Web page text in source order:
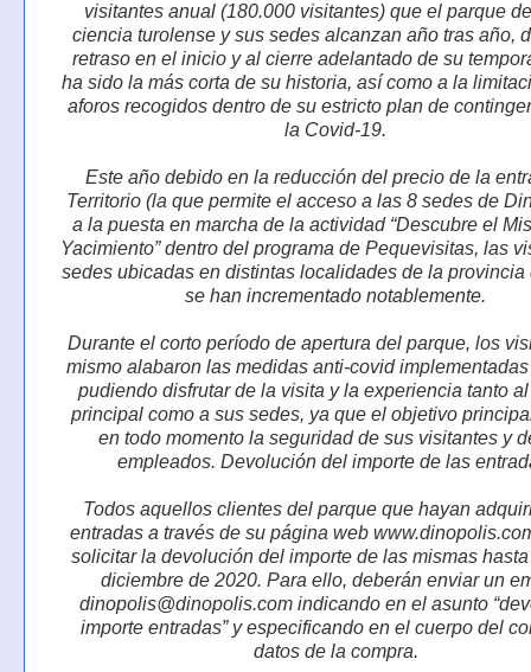
visitantes anual (180.000 visitantes) que el parque
ciencia turolense y sus sedes alcanzan año tras año,
retraso en el inicio y al cierre adelantado de su
ha sido la más corta de su historia, así como a la
aforos recogidos dentro de su estricto plan de
la Covid-19.
Este año debido en la reducción del precio de la
Territorio (la que permite el acceso a las 8 sedes de
a la puesta en marcha de la actividad “Descubre el
Yacimiento” dentro del programa de Pequevisitas, las
sedes ubicadas en distintas localidades de la provincia
se han incrementado notablemente.
Durante el corto período de apertura del parque, los
mismo alabaron las medidas anti-covid
pudiendo disfrutar de la visita y la experiencia tanto
principal como a sus sedes, ya que el objetivo
en todo momento la seguridad de sus visitantes y
empleados. Devolución del importe de las
Todos aquellos clientes del parque que hayan
entradas a través de su página web
solicitar la devolución del importe de las mismas
diciembre de 2020. Para ello, deberán enviar un
dinopolis@dinopolis.com indicando en el asunto
importe entradas” y especificando en el cuerpo del
datos de la compra.